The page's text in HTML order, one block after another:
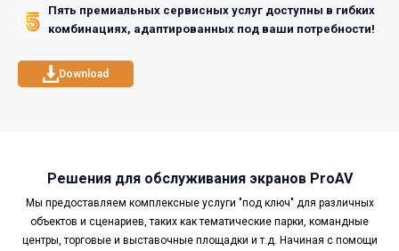
Пять премиальных сервисных услуг доступны в гибких
комбинациях, адаптированных под ваши потребности!
Download
Решения для обслуживания экранов ProAV
Мы предоставляем комплексные услуги "под ключ" для различных
объектов и сценариев, таких как тематические парки, командные
центры, торговые и выставочные площадки и т.д. Начиная с помощи